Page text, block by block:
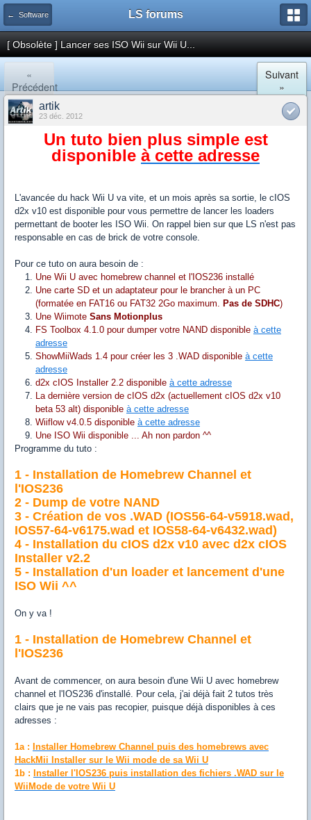
← Software LS forums
[ Obsolète ] Lancer ses ISO Wii sur Wii U...
«
Précédent
Suivant
»
artik
23 déc. 2012
Un tuto bien plus simple est
disponible à cette adresse
L'avancée du hack Wii U va vite, et un mois après sa sortie, le cIOS
d2x v10 est disponible pour vous permettre de lancer les loaders
permettant de booter les ISO Wii. On rappel bien sur que LS n'est pas
responsable en cas de brick de votre console.
Pour ce tuto on aura besoin de :
Une Wii U avec homebrew channel et l'IOS236 installé
Une carte SD et un adaptateur pour le brancher à un PC
(formatée en FAT16 ou FAT32 2Go maximum. Pas de SDHC)
Une Wiimote Sans Motionplus
FS Toolbox 4.1.0 pour dumper votre NAND disponible à cette
adresse
ShowMiiWads 1.4 pour créer les 3 .WAD disponible à cette
adresse
d2x cIOS Installer 2.2 disponible à cette adresse
La dernière version de cIOS d2x (actuellement cIOS d2x v10
beta 53 alt) disponible à cette adresse
Wiiflow v4.0.5 disponible à cette adresse
Une ISO Wii disponible ... Ah non pardon ^^
Programme du tuto :
1 - Installation de Homebrew Channel et
l'IOS236
2 - Dump de votre NAND
3 - Création de vos .WAD (IOS56-64-v5918.wad,
IOS57-64-v6175.wad et IOS58-64-v6432.wad)
4 - Installation du cIOS d2x v10 avec d2x cIOS
Installer v2.2
5 - Installation d'un loader et lancement d'une
ISO Wii ^^
On y va !
1 - Installation de Homebrew Channel et
l'IOS236
Avant de commencer, on aura besoin d'une Wii U avec homebrew
channel et l'IOS236 d'installé. Pour cela, j'ai déjà fait 2 tutos très
clairs que je ne vais pas recopier, puisque déjà disponibles à ces
adresses :
1a : Installer Homebrew Channel puis des homebrews avec
HackMii Installer sur le Wii mode de sa Wii U
1b : Installer l'IOS236 puis installation des fichiers .WAD sur le
WiiMode de votre Wii U